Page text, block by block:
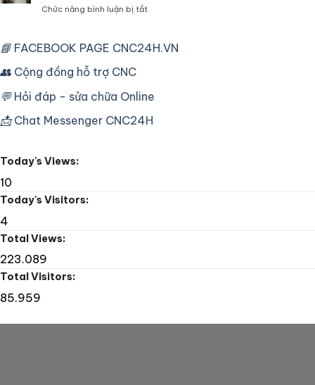
CNC
Mori
Fanuc
Dầu
Chức năng bình luận bị tắtở
CNC
Sửa
máy
khoan
📘 FACEBOOK PAGE CNC24H.VN
👥 Cộng đồng hỗ trợ CNC
💬Hỏi đáp - sửa chữa Online
📩Chat Messenger CNC24H
Today's Views:
10
Today's Visitors:
4
Total Views:
223.089
Total Visitors:
85.959